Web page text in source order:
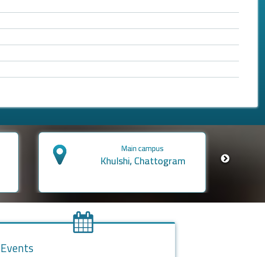
Res. & Farm-based Campus
Hathazari, Chattogram
Events